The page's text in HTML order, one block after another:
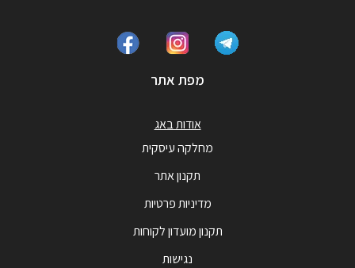
מפת אתר
אודות באג
מחלקה עיסקית
תקנון אתר
מדיניות פרטיות
תקנון מועדון לקוחות
נגישות